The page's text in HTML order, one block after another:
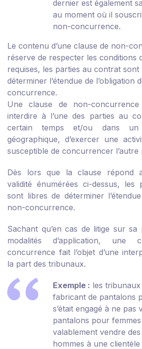
dernier est également
au moment où il
non-concurrence.
Le contenu d’une clause de non-
réserve de respecter les conditions
requises, les parties au contrat sont
déterminer l’étendue de l’obligation
concurrence.
Une clause de non-
interdire à l’une des parties au
certain temps et/ou dans un
géographique, d’exercer une
susceptible de concurrencer l’autre
Dès lors que la clause répond
validité énumérées ci-dessus, les
sont libres de déterminer
non-concurrence.
Sachant qu’en cas de litige sur
modalités d’application, une
concurrence fait l’objet d’une
la part des tribunaux.
Exemple : les tribunaux
fabricant de pantalons
s’était engagé à ne pas
pantalons pour
valablement vendre
hommes à une clientèle